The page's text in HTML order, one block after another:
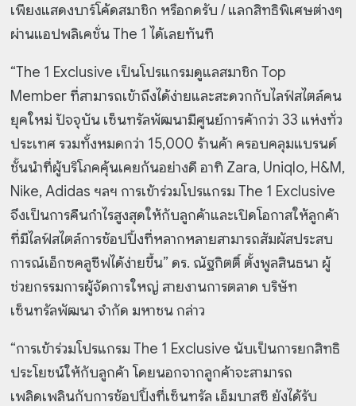
เพียงแสดงบาร์โค้ดสมาชิก หรือกดรับ / แลกสิทธิพิเศษต่างๆ
ผ่านแอปพลิเคชั่น The 1 ได้เลยทันที
“The 1 Exclusive เป็นโปรแกรมดูแลสมาชิก Top
Member ที่สามารถเข้าถึงได้ง่ายและสะดวกกับไลฟ์สไตล์คน
ยุคใหม่ ปัจจุบัน เซ็นทรัลพัฒนามีศูนย์การค้ากว่า 33 แห่งทั่ว
ประเทศ รวมทั้งหมดกว่า 15,000 ร้านค้า ครอบคลุมแบรนด์
ชั้นนำที่ผู้บริโภคคุ้นเคยกันอย่างดี อาทิ Zara, Uniqlo, H&M,
Nike, Adidas ฯลฯ การเข้าร่วมโปรแกรม The 1 Exclusive
จึงเป็นการคืนกำไรสูงสุดให้กับลูกค้าและเปิดโอกาสให้ลูกค้า
ที่มีไลฟ์สไตล์การช้อปปิ้งที่หลากหลายสามารถสัมผัสประสบ
การณ์เอ็กซคลูซีฟได้ง่ายขึ้น” ดร. ณัฐกิตติ์ ตั้งพูลสินธนา ผู้
ช่วยกรรมการผู้จัดการใหญ่ สายงานการตลาด บริษัท
เซ็นทรัลพัฒนา จำกัด มหาชน กล่าว
“การเข้าร่วมโปรแกรม The 1 Exclusive นับเป็นการยกสิทธิ
ประโยชน์ให้กับลูกค้า โดยนอกจากลูกค้าจะสามารถ
เพลิดเพลินกับการช้อปปิ้งที่เซ็นทรัล เอ็มบาสซี ยังได้รับ